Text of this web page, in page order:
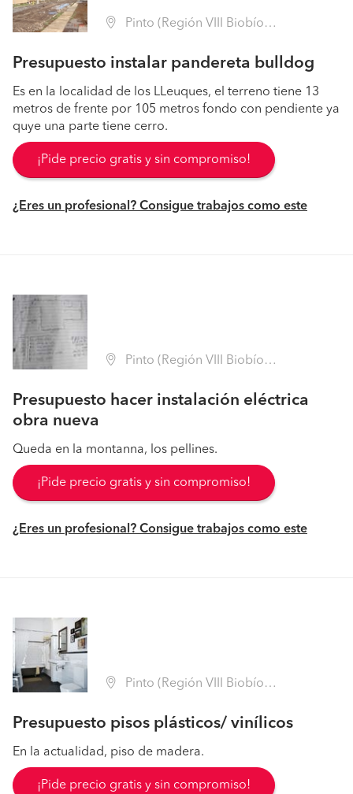
Pinto (Región VIII Biobío - Ñuble)
Presupuesto instalar pandereta bulldog
Es en la localidad de los LLeuques, el terreno tiene 13
metros de frente por 105 metros fondo con pendiente ya
quye una parte tiene cerro.
¡Pide precio gratis y sin compromiso!
¿Eres un profesional? Consigue trabajos como este
Pinto (Región VIII Biobío - Ñuble)
Presupuesto hacer instalación eléctrica
obra nueva
Queda en la montanna, los pellines.
¡Pide precio gratis y sin compromiso!
¿Eres un profesional? Consigue trabajos como este
Pinto (Región VIII Biobío - Ñuble)
Presupuesto pisos plásticos/ vinílicos
En la actualidad, piso de madera.
¡Pide precio gratis y sin compromiso!